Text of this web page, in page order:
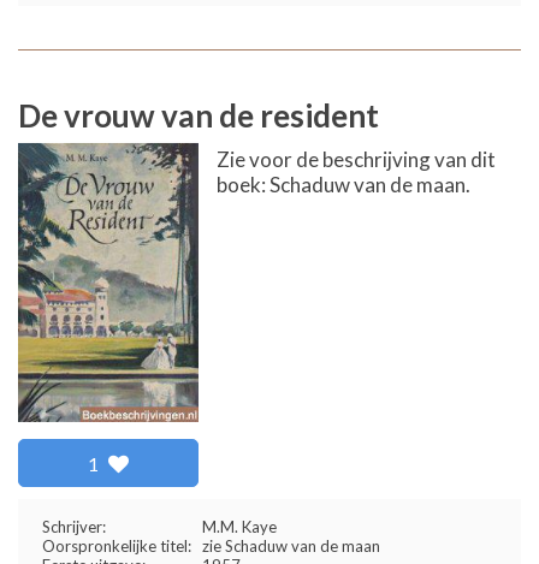
De vrouw van de resident
1
Zie voor de beschrijving van dit
boek: Schaduw van de maan.
Schrijver:
M.M. Kaye
Oorspronkelijke titel: zie Schaduw van de maan